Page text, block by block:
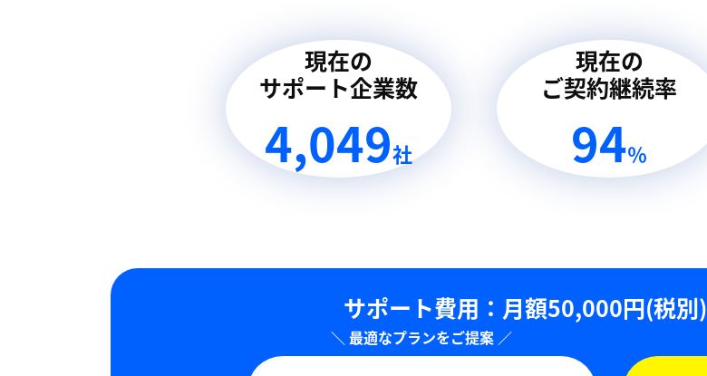
現在の
サポート企業数
4,049社
現在の
ご契約継続率
94％
サポート費用：⽉額50,000円(税別)